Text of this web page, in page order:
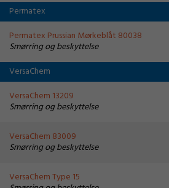
Permatex
Permatex Prussian Mørkeblåt 80038
Smørring og beskyttelse
VersaChem
VersaChem 13209
Smørring og beskyttelse
VersaChem 83009
Smørring og beskyttelse
VersaChem Type 15